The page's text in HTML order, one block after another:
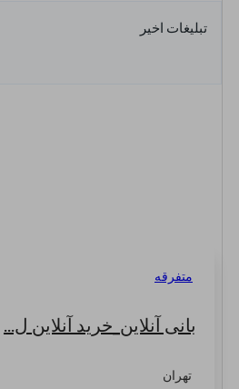
تبلیغات اخیر
متفرقه
بانی آنلاین_خرید آنلاین ل...
تهران